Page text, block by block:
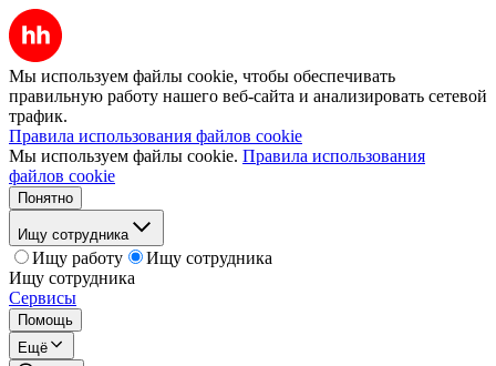
Мы используем файлы cookie, чтобы обеспечивать
правильную работу нашего веб-сайта и анализировать сетевой
трафик.
Правила использования файлов cookie
Мы используем файлы cookie. Правила использования
файлов cookie
Понятно
Ищу сотрудника
Ищу работу
Ищу сотрудника
Ищу сотрудника
Сервисы
Помощь
Ещё